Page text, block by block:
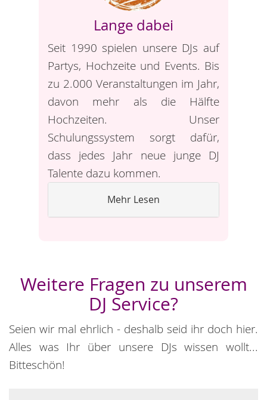
Lange dabei
Seit 1990 spielen unsere DJs auf
Partys, Hochzeite und Events. Bis
zu 2.000 Veranstaltungen im Jahr,
davon mehr als die Hälfte
Hochzeiten. Unser
Schulungssystem sorgt dafür,
dass jedes Jahr neue junge DJ
Talente dazu kommen.
Mehr Lesen
Weitere Fragen zu unserem
DJ Service?
Seien wir mal ehrlich - deshalb seid ihr doch hier.
Alles was Ihr über unsere DJs wissen wollt...
Bitteschön!